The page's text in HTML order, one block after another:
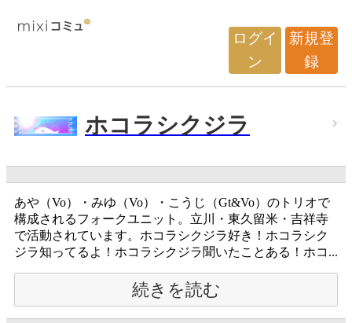
ログイ
ン
新規登
録
ホコラシクジラ
あや（Vo）・みゆ（Vo）・こうじ（Gt&Vo）のトリオで
構成されるフォークユニット。立川・東久留米・吉祥寺
で活動されています。ホコラシクジラ好き！ホコラシク
ジラ知ってるよ！ホコラシクジラ聞いたことある！ホコ...
続きを読む